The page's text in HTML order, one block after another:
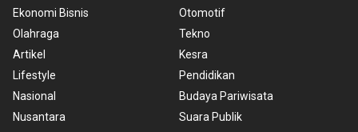
Ekonomi Bisnis
Olahraga
Artikel
Lifestyle
Nasional
Nusantara
Otomotif
Tekno
Kesra
Pendidikan
Budaya Pariwisata
Suara Publik